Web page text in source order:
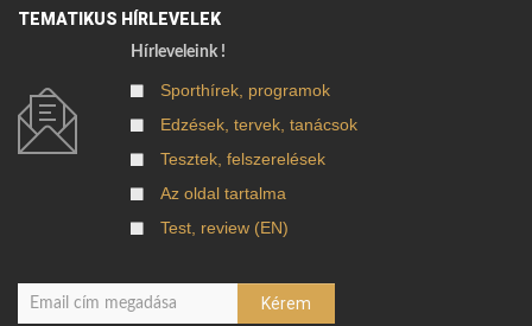
TEMATIKUS HÍRLEVELEK
Hírleveleink !
Sporthírek, programok
Edzések, tervek, tanácsok
Tesztek, felszerelések
Az oldal tartalma
Test, review (EN)